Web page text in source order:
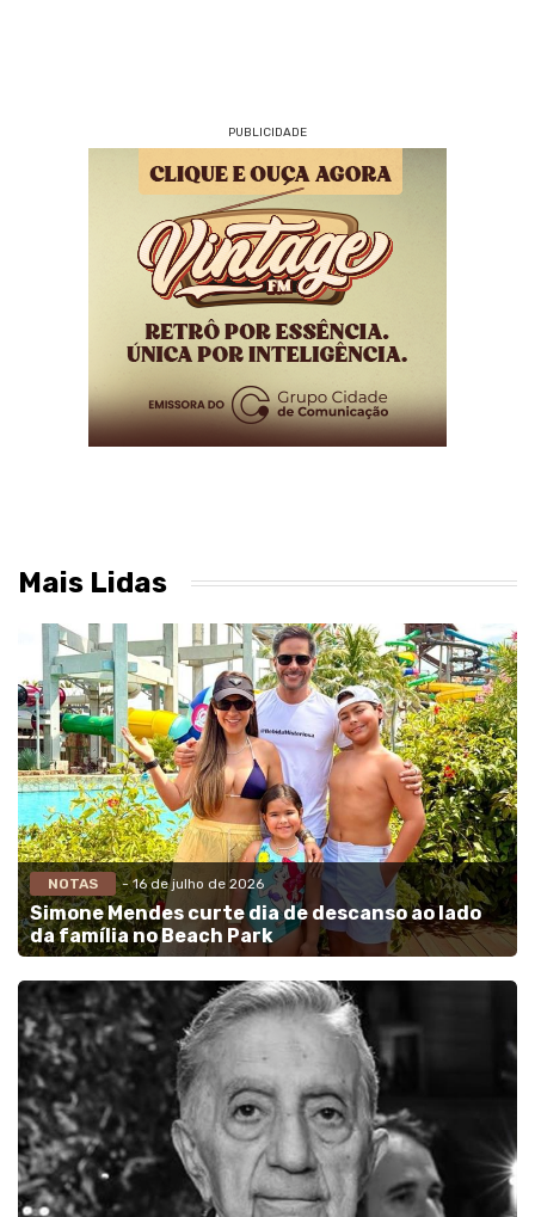
PUBLICIDADE
Mais Lidas
NOTAS - 16 de julho de 2026
Simone Mendes curte dia de descanso ao lado
da família no Beach Park